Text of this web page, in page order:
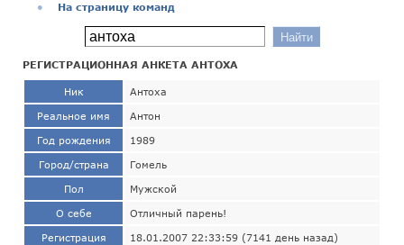
●
На страницу команд
РЕГИСТРАЦИОННАЯ АНКЕТА АНТОХА
Ник Антоха
Реальное имя Антон
Год рождения 1989
Город/страна Гомель
Пол Мужской
О себе Отличный парень!
Регистрация 18.01.2007 22:33:59 (7141 день назад)